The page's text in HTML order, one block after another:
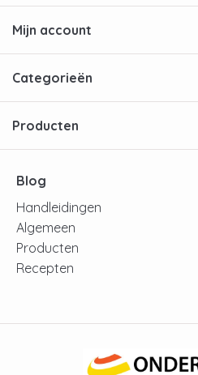
Mijn account
Categorieën
Producten
Blog
Handleidingen
Algemeen
Producten
Recepten